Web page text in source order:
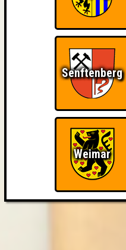
Senftenberg
Weimar